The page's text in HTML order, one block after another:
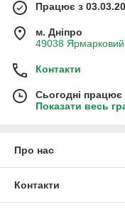
Працює з
м. Дніпро
49038 Ярмарковий
Контакти
Сьогодні працює
Показати весь
Про нас
Контакти